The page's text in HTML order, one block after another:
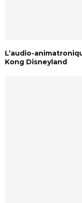
L’audio-
Kong Disneyland